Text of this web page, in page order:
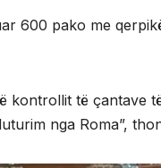
600 pako me
kontrollit të çantave
nga Roma”,